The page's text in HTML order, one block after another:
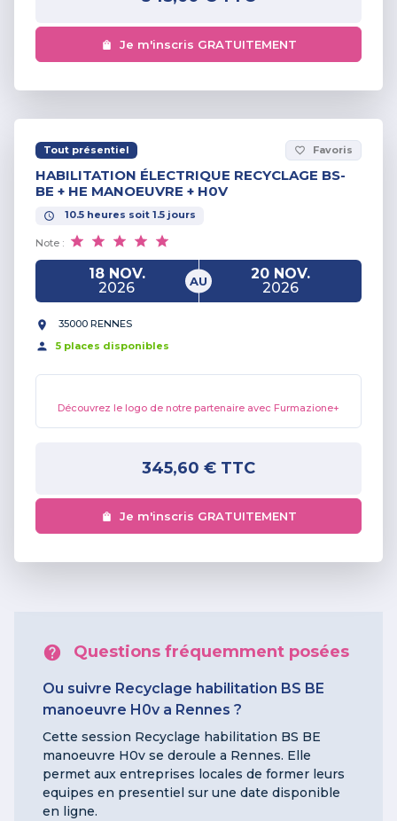
Je m'inscris GRATUITEMENT
Tout présentiel favorite_border Favoris
HABILITATION ÉLECTRIQUE RECYCLAGE BS-
BE + HE MANOEUVRE + H0V
10.5 heures soit 1.5 jours
Note :
18 NOV.
2026
AU
20 NOV.
2026
35000 RENNES
5 places disponibles
Découvrez le logo de notre partenaire avec Furmazione+
345,60 € TTC
Je m'inscris GRATUITEMENT
Questions fréquemment posées
Ou suivre Recyclage habilitation BS BE
manoeuvre H0v a Rennes ?
Cette session Recyclage habilitation BS BE
manoeuvre H0v se deroule a Rennes. Elle
permet aux entreprises locales de former leurs
equipes en presentiel sur une date disponible
en ligne.